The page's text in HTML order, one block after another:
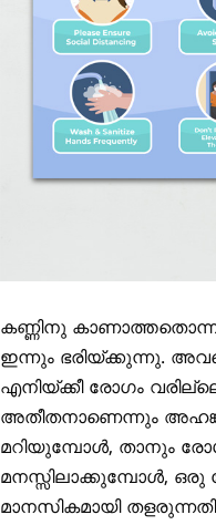
കണ്ണിനു
ഇന്നും ഭരിയ്ക്കുന്നു.
എനിയ്ക്കീ രോഗം
അതീതനാണെന്നും
മറിയുമ്പോൾ, താനും
മനസ്സിലാക്കുമ്പോൾ,
മാനസികമായി